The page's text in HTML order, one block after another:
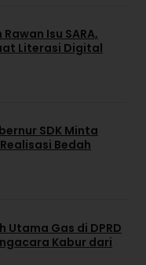
Isu SARA,
Literasi Digital
SDK Minta
Bedah
Utama Gas di DPRD
Kabur dari